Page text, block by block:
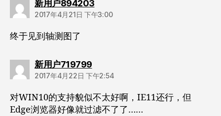
新用户894203说：
2017年4月21日 下午3:00
终于见到轴测图了
新用户719799说：
2017年4月22日 下午2:54
对WIN10的支持貌似不太好啊，IE11还行，但
Edge浏览器好像就过滤不了了……